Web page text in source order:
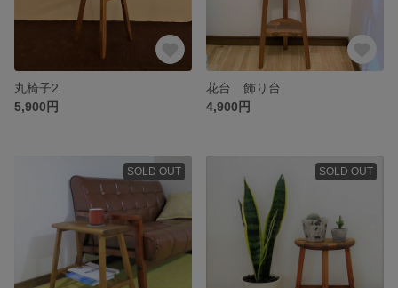
丸椅子2
5,900円
花台 飾り台
4,900円
SOLD OUT SOLD OUT